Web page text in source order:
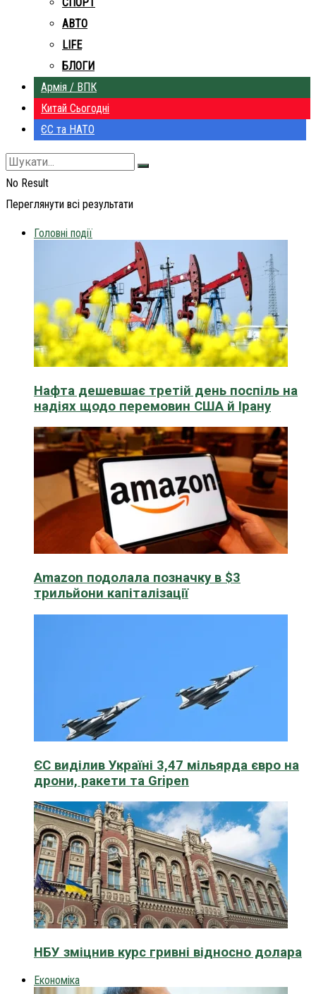
АВТО
LIFE
БЛОГИ
Армія / ВПК
Китай Сьогодні
ЄС та НАТО
No Result
Переглянути всі результати
Головні події
Нафта дешевшає третій день поспіль на
надіях щодо перемовин США й Ірану
Amazon подолала позначку в $3
трильйони капіталізації
ЄС виділив Україні 3,47 мільярда євро на
дрони, ракети та Gripen
НБУ зміцнив курс гривні відносно долара
Економіка